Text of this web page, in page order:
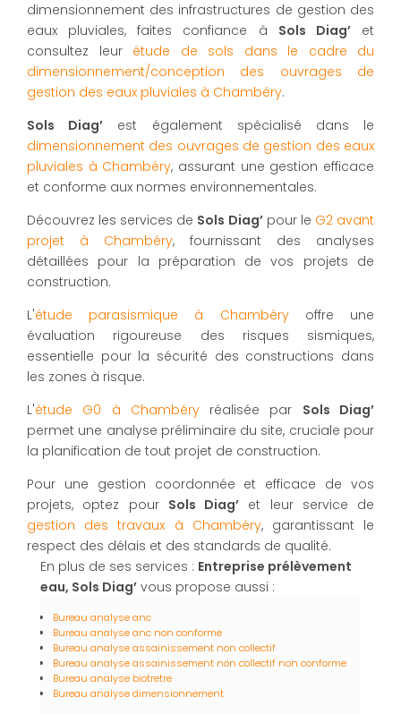
dimensionnement des infrastructures de gestion des
eaux pluviales, faites confiance à Sols Diag’et
consultez leur étude de sols dans le cadre du
dimensionnement/conception des ouvrages de
gestion des eaux pluviales à Chambéry.
Sols Diag’ est également spécialisé dans le
dimensionnement des ouvrages de gestion des eaux
pluviales à Chambéry, assurant une gestion efficace
et conforme aux normes environnementales.
Découvrez les services de Sols Diag’pour le G2 avant
projet à Chambéry, fournissant des analyses
détaillées pour la préparation de vos projets de
construction.
L'étude parasismique à Chambéryoffre une
évaluation rigoureuse des risques sismiques,
essentielle pour la sécurité des constructions dans
les zones à risque.
L'étude G0 à Chambéryréalisée par Sols Diag’
permet une analyse préliminaire du site, cruciale pour
la planification de tout projet de construction.
Pour une gestion coordonnée et efficace de vos
projets, optez pour Sols Diag’ et leur service de
gestion des travaux à Chambéry, garantissant le
respect des délais et des standards de qualité.
En plus de ses services : Entreprise prélèvement
eau, Sols Diag’ vous propose aussi :
Bureau analyse anc
Bureau analyse anc non conforme
Bureau analyse assainissement non collectif
Bureau analyse assainissement non collectif non conforme
Bureau analyse biotretre
Bureau analyse dimensionnement